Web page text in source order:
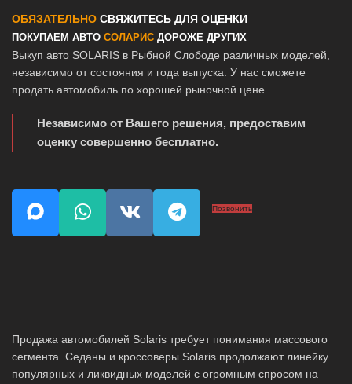
ОБЯЗАТЕЛЬНО СВЯЖИТЕСЬ ДЛЯ ОЦЕНКИ
ПОКУПАЕМ АВТО СОЛАРИС ДОРОЖЕ ДРУГИХ
Выкуп авто SOLARIS в Рыбной Слободе различных моделей,
независимо от состояния и года выпуска. У нас сможете
продать автомобиль по хорошей рыночной цене.
Независимо от Вашего решения, предоставим
оценку совершенно бесплатно.
Позвонить
Продажа автомобилей Solaris требует понимания массового
сегмента. Седаны и кроссоверы Solaris продолжают линейку
популярных и ликвидных моделей с огромным спросом на